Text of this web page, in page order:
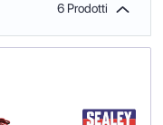
6 Prodotti